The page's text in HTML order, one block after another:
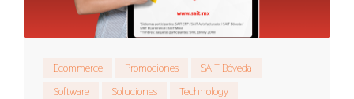
Ecommerce Promociones
SAIT Bóveda
Software
Soluciones Technology